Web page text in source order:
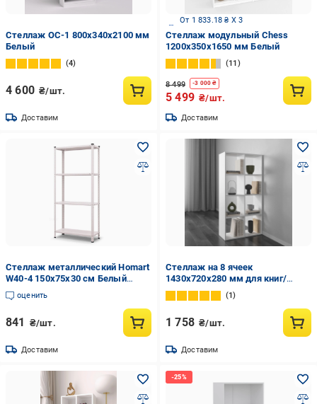
Стеллаж ОС-1 800х340х2100 мм
Белый
4
4 600 ₴/шт.
Доставим
От 1 833.18 ₴ X 3
Стеллаж модульный Chess
1200х350х1650 мм Белый
11
8 499 -3 000 ₴
5 499 ₴/шт.
Доставим
Стеллаж металлический Homart
W40-4 150х75х30 см Белый
(9915)
оценить
841 ₴/шт.
Доставим
Стеллаж на 8 ячеек
1430х720х280 мм для книг/
декора/игрушек Белый (GT-10)
1
1 758 ₴/шт.
Доставим